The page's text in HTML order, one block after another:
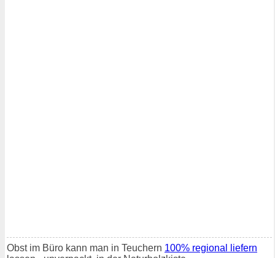
Obst im Büro kann man in Teuchern 100% regional liefern